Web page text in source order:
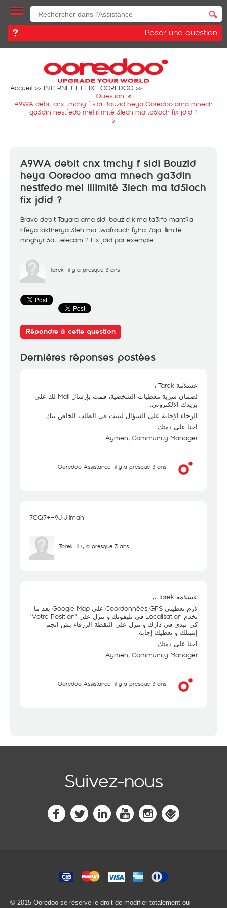
Poser une question
Accueil
INTERNET ET FIXE OOREDOO
Question: «
A9WA debit cnx tmchy f sidi Bouzid heya Ooredoo ama mnech
ga3din nestfedo mel illimité 3lech ma td5loch fix jdid ?
»
A9WA debit cnx tmchy f sidi Bouzid
heya Ooredoo ama mnech ga3din
nestfedo mel illimité 3lech ma td5loch
fix jdid ?
Bravo debit Tayara ama sidi bouzid kima ta3rfo mant9a
rifeya laktherya 3leh ma twafrouch fyha 7aja illimité
mnghyr 5at telecom ? Fix jdid par exemple
Tarek il y a presque 3 ans
Répondre à cette question
Dernières réponses postées
عسلامة Tarek ،
لضمان سرية معطيات الشخصية، قمت بإرسال Mail لك على
بريدك الالكتروني.
الرجاء الإجابة على السؤال لتثبت في الطلب الخاص بيك.
احنا على ذمتك
Aymen, Community Manager
Ooredoo Assistance il y a presque 3 ans
7CQ7+H9J Jilmah
Tarek il y a presque 3 ans
عسلامة Tarek ،,
لازم تعطيني Coordonnées GPS على Google Map بعد ما
تخدم Localisation في تليفونك و تنزل على "Votre Position"
كي تبدى في دارك و تنزل على النقطة الزرقاء بش انجم
إنثبتلك و نعطيك إجابة
احنا على ذمتك
Aymen, Community Manager
Ooredoo Assistance il y a presque 3 ans
Suivez-nous
© 2015 Ooredoo se réserve le droit de modifier totalement ou